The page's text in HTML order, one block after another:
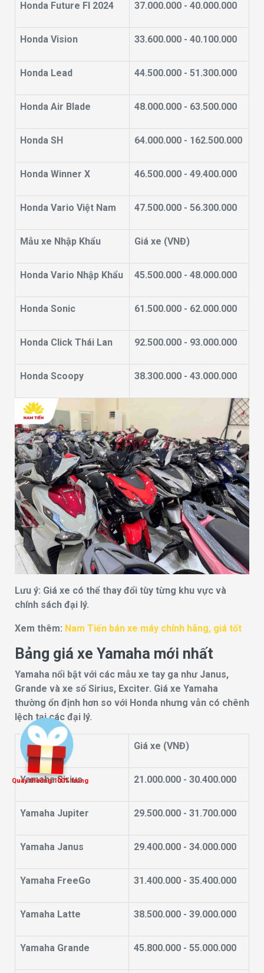
Honda Future FI 2024 37.000.000 - 40.000.000
Honda Vision 33.600.000 - 40.100.000
Honda Lead 44.500.000 - 51.300.000
Honda Air Blade 48.000.000 - 63.500.000
Honda SH 64.000.000 - 162.500.000
Honda Winner X 46.500.000 - 49.400.000
Honda Vario Việt Nam 47.500.000 - 56.300.000
Mẫu xe Nhập Khẩu Giá xe (VNĐ)
Honda Vario Nhập Khẩu 45.500.000 - 48.000.000
Honda Sonic 61.500.000 - 62.000.000
Honda Click Thái Lan 92.500.000 - 93.000.000
Honda Scoopy 38.300.000 - 43.000.000
Lưu ý: Giá xe có thể thay đổi tùy từng khu vực và
chính sách đại lý.
Xem thêm: Nam Tiến bán xe máy chính hãng, giá tốt
Bảng giá xe Yamaha mới nhất
Yamaha nổi bật với các mẫu xe tay ga như Janus,
Grande và xe số Sirius, Exciter. Giá xe Yamaha
thường ổn định hơn so với Honda nhưng vẫn có chênh
lệch tại các đại lý.
Mẫu xe Giá xe (VNĐ)
Yamaha Sirius 21.000.000 - 30.400.000
Yamaha Jupiter 29.500.000 - 31.700.000
Yamaha Janus 29.400.000 - 34.000.000
Yamaha FreeGo 31.400.000 - 35.400.000
Yamaha Latte 38.500.000 - 39.000.000
Yamaha Grande 45.800.000 - 55.000.000
Quay thưởng 100% trúng